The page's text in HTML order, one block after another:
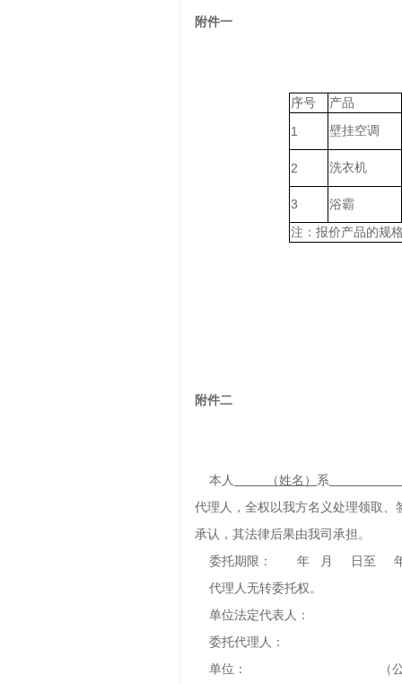
附件一
序号
产品
1
壁挂空调
2 洗衣机
3
浴霸
注：报价产品的规
附件二
本人 （姓名） 系
代理人，全权以我方名义处理领取
承认，其法律后果由我司承担。
委托期限： 年 月 日至
代理人无转委托权。
单位法定代表人：
委托代理人： （
单位： （公章